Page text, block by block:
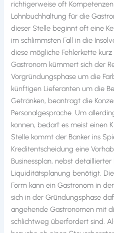
richtigerweise oft
Lohnbuchhaltung für die
dieser Stelle beginnt oft eine
im schlimmsten Fall in die
diese mögliche Fehlerkette
Gastronom kümmert sich der
Vorgründungsphase um die
künftigen Lieferanten um die
Getränken, beantragt die
Personalgespräche. Um
können, bedarf es meist einen
Stelle kommt der Banker ins
Kreditentscheidung eine
Businessplan, nebst
Liquiditätsplanung benötigt.
Form kann ein Gastronom in
sich in der Gründungsphase
angehende Gastronomen mit
schlichtweg überfordert sind.